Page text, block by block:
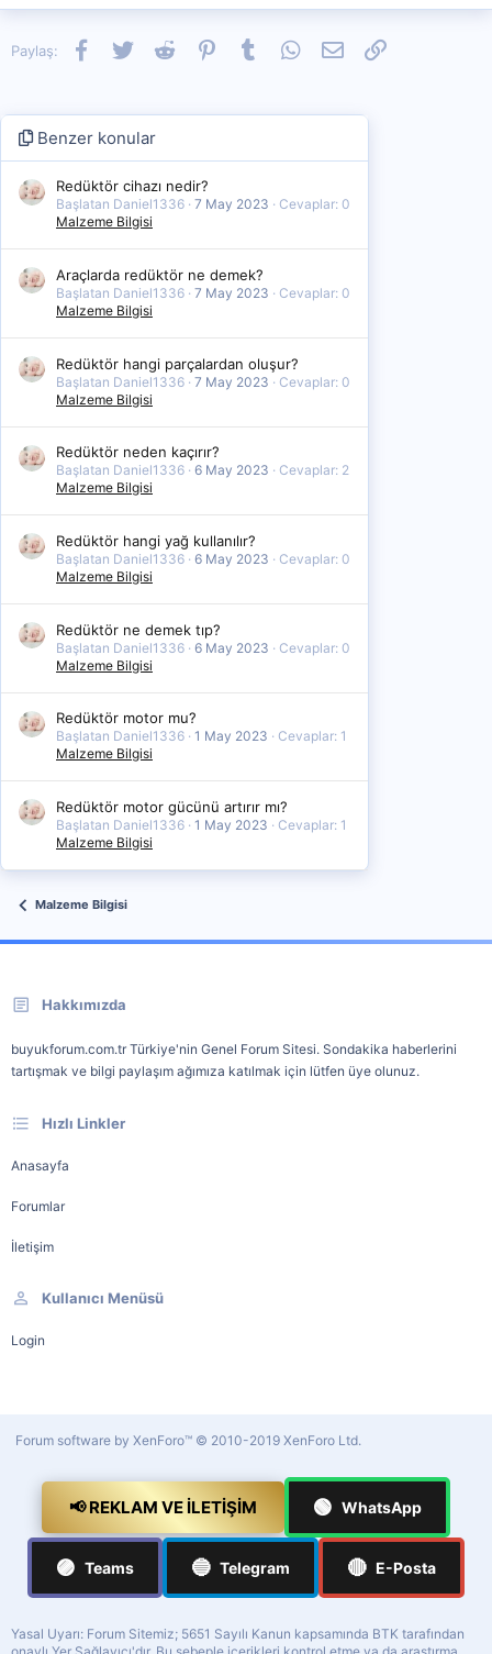
Paylaş: Facebook
TwitterReddit PinterestTumblrWhatsApp
E-postaLink
Benzer konular
Redüktör cihazı nedir?
Başlatan Daniel1336 7 May 2023
Cevaplar: 0
Malzeme Bilgisi
Araçlarda redüktör ne demek?
Başlatan Daniel1336 7 May 2023
Cevaplar: 0
Malzeme Bilgisi
Redüktör hangi parçalardan oluşur?
Başlatan Daniel1336 7 May 2023
Cevaplar: 0
Malzeme Bilgisi
Redüktör neden kaçırır?
Başlatan Daniel1336 6 May 2023
Cevaplar: 2
Malzeme Bilgisi
Redüktör hangi yağ kullanılır?
Başlatan Daniel1336 6 May 2023
Cevaplar: 0
Malzeme Bilgisi
Redüktör ne demek tıp?
Başlatan Daniel1336 6 May 2023
Cevaplar: 0
Malzeme Bilgisi
Redüktör motor mu?
Başlatan Daniel1336 1 May 2023
Cevaplar: 1
Malzeme Bilgisi
Redüktör motor gücünü artırır mı?
Başlatan Daniel1336 1 May 2023
Cevaplar: 1
Malzeme Bilgisi
Malzeme Bilgisi
Hakkımızda
buyukforum.com.tr Türkiye'nin Genel Forum Sitesi. Sondakika haberlerini
tartışmak ve bilgi paylaşım ağımıza katılmak için lütfen üye olunuz.
Hızlı Linkler
Anasayfa
Forumlar
İletişim
Kullanıcı Menüsü
Login
Forum software by XenForo™ © 2010-2019 XenForo Ltd.
📢 REKLAM VE İLETIŞIM 🟢 WhatsApp
🟣 Teams 🔵 Telegram 🔴 E-Posta
Yasal Uyarı: Forum Sitemiz; 5651 Sayılı Kanun kapsamında BTK tarafından